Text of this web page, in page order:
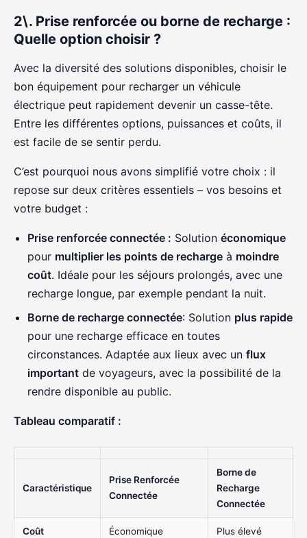
2\. Prise renforcée ou borne de recharge :
Quelle option choisir ?
Avec la diversité des solutions disponibles, choisir le
bon équipement pour recharger un véhicule
électrique peut rapidement devenir un casse-tête.
Entre les différentes options, puissances et coûts, il
est facile de se sentir perdu.
C’est pourquoi nous avons simplifié votre choix : il
repose sur deux critères essentiels – vos besoins et
votre budget :
Prise renforcée connectée : Solution économique
pour multiplier les points de recharge à moindre
coût. Idéale pour les séjours prolongés, avec une
recharge longue, par exemple pendant la nuit.
Borne de recharge connectée: Solution plus rapide
pour une recharge efficace en toutes
circonstances. Adaptée aux lieux avec un flux
important de voyageurs, avec la possibilité de la
rendre disponible au public.
Tableau comparatif :
Caractéristique
Prise Renforcée
Connectée
Borne de
Recharge
Connectée
Coût Économique Plus élevé